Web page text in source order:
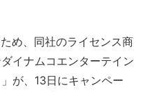
め、同社のライセンス商
イナムコエンターテイン
が、13日にキャンペー